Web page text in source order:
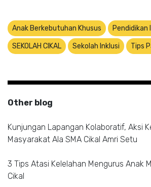
Anak Berkebutuhan Khusus Pendidikan
SEKOLAH CIKAL Sekolah Inklusi Tips
Other blog
Kunjungan Lapangan Kolaboratif, Aksi
Masyarakat Ala SMA Cikal Amri Setu
3 Tips Atasi Kelelahan Mengurus Anak
Cikal